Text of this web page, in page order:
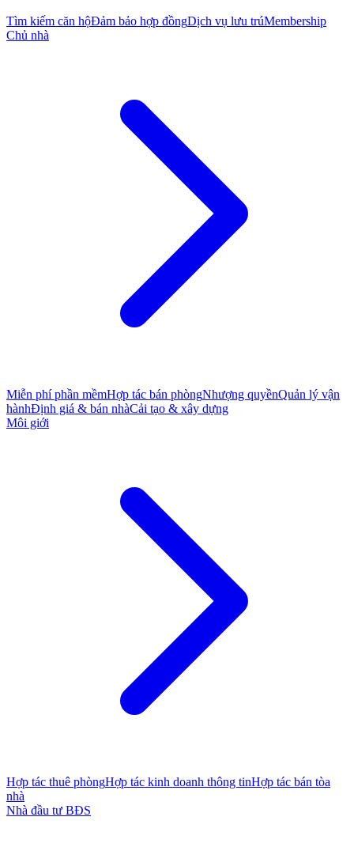
Tìm kiếm căn hộĐảm bảo hợp đồngDịch vụ lưu trúMembership
Chủ nhà
Miễn phí phần mềmHợp tác bán phòngNhượng quyềnQuản lý vận
hànhĐịnh giá & bán nhàCải tạo & xây dựng
Môi giới
Hợp tác thuê phòngHợp tác kinh doanh thông tinHợp tác bán tòa
nhà
Nhà đầu tư BĐS